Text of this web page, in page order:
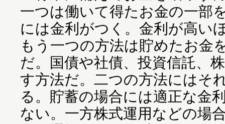
一つは働いて得たお金の一部
には金利がつく。金利が高い
もう一つの方法は貯めたお金
だ。国債や社債、投資信託、
す方法だ。二つの方法にはそ
る。貯蓄の場合には適正な金
ない。一方株式運用などの場